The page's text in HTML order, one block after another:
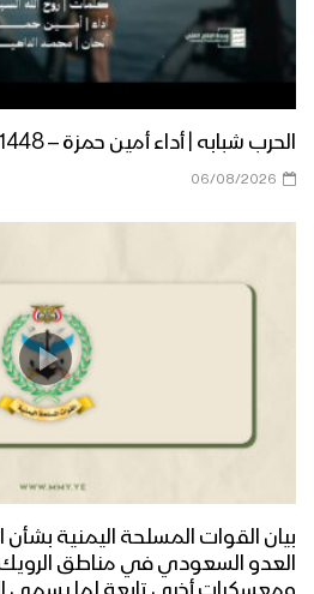
زامل الولاء
مونتاج زامل | ميلاد
مونتاج زامل أعظم
1445هـ
الحرب شبابه | أداء أمين حمزة – 1448هـ
06/08/2026
بيان القوات المسلحة اليمنية
العدو السعودي في مناطق الرويك